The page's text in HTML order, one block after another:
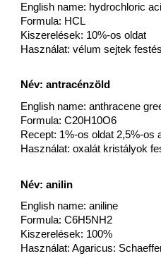
English name: hydrochloric
Formula: HCL
Kiszerelések: 10%-os oldat
Használat: vélum sejtek
Név: antracénzöld
English name: anthracene
Formula: C20H10O6
Recept: 1%-os oldat 2,5%-os
Használat: oxalát kristályok
Név: anilin
English name: aniline
Formula: C6H5NH2
Kiszerelések: 100%
Használat: Agaricus: